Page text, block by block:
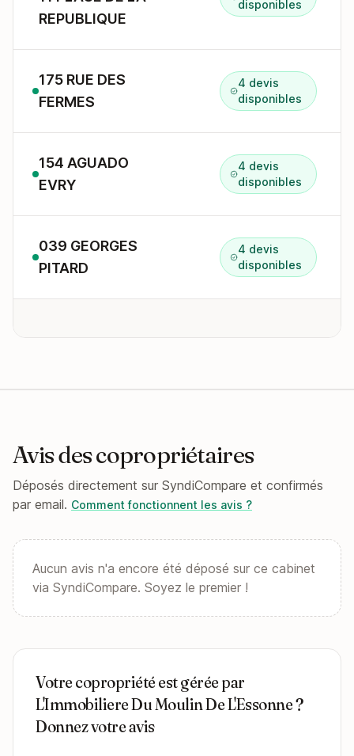
REPUBLIQUE
disponibles
175 RUE DES
FERMES
4 devis
disponibles
154 AGUADO
EVRY
4 devis
disponibles
039 GEORGES
PITARD
4 devis
disponibles
Avis des copropriétaires
Déposés directement sur SyndiCompare et confirmés
par email. Comment fonctionnent les avis ?
Aucun avis n'a encore été déposé sur ce cabinet
via SyndiCompare. Soyez le premier !
Votre copropriété est gérée par
L'Immobiliere Du Moulin De L'Essonne ?
Donnez votre avis